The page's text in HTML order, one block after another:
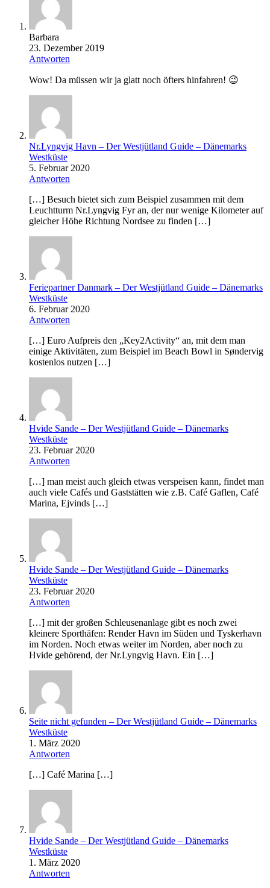
Barbara
23. Dezember 2019
Antworten
Wow! Da müssen wir ja glatt noch öfters hinfahren! 😉
Nr.Lyngvig Havn – Der Westjütland Guide – Dänemarks
Westküste
5. Februar 2020
Antworten
[…] Besuch bietet sich zum Beispiel zusammen mit dem
Leuchtturm Nr.Lyngvig Fyr an, der nur wenige Kilometer auf
gleicher Höhe Richtung Nordsee zu finden […]
Feriepartner Danmark – Der Westjütland Guide – Dänemarks
Westküste
6. Februar 2020
Antworten
[…] Euro Aufpreis den „Key2Activity“ an, mit dem man
einige Aktivitäten, zum Beispiel im Beach Bowl in Søndervig
kostenlos nutzen […]
Hvide Sande – Der Westjütland Guide – Dänemarks
Westküste
23. Februar 2020
Antworten
[…] man meist auch gleich etwas verspeisen kann, findet man
auch viele Cafés und Gaststätten wie z.B. Café Gaflen, Café
Marina, Ejvinds […]
Hvide Sande – Der Westjütland Guide – Dänemarks
Westküste
23. Februar 2020
Antworten
[…] mit der großen Schleusenanlage gibt es noch zwei
kleinere Sporthäfen: Render Havn im Süden und Tyskerhavn
im Norden. Noch etwas weiter im Norden, aber noch zu
Hvide gehörend, der Nr.Lyngvig Havn. Ein […]
Seite nicht gefunden – Der Westjütland Guide – Dänemarks
Westküste
1. März 2020
Antworten
[…] Café Marina […]
Hvide Sande – Der Westjütland Guide – Dänemarks
Westküste
1. März 2020
Antworten